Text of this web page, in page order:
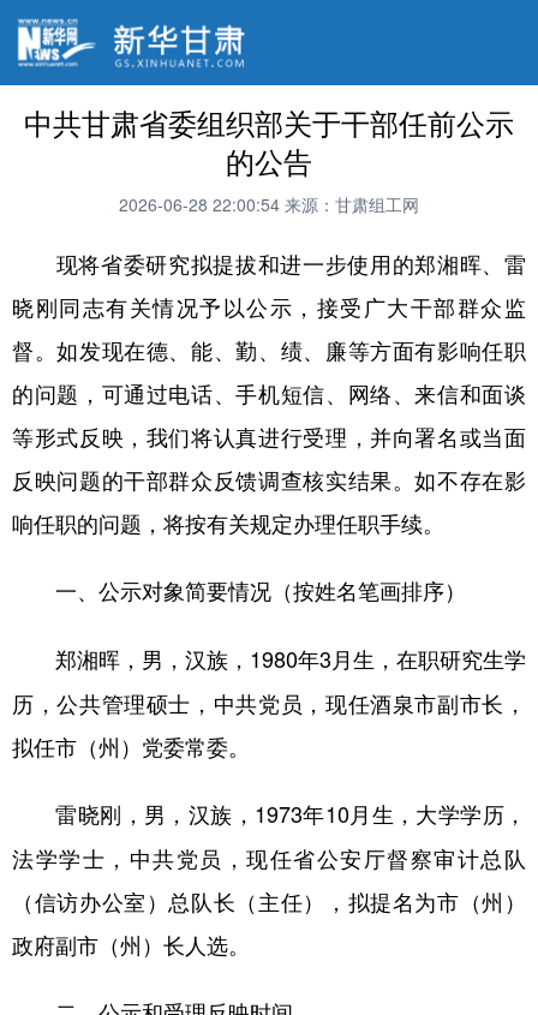
中共甘肃省委组织部关于干部任前公示
的公告
2026-06-28 22:00:54 来源：甘肃组工网
现将省委研究拟提拔和进一步使用的郑湘晖、雷
晓刚同志有关情况予以公示，接受广大干部群众监
督。如发现在德、能、勤、绩、廉等方面有影响任职
的问题，可通过电话、手机短信、网络、来信和面谈
等形式反映，我们将认真进行受理，并向署名或当面
反映问题的干部群众反馈调查核实结果。如不存在影
响任职的问题，将按有关规定办理任职手续。
一、公示对象简要情况 （按姓名笔画排序）
郑湘晖 ，男，汉族，1980年3月生，在职研究生学
历，公共管理硕士，中共党员，现任酒泉市副市长，
拟任市（州）党委常委。
雷晓刚 ，男，汉族，1973年10月生，大学学历，
法学学士，中共党员，现任省公安厅督察审计总队
（信访办公室）总队长（主任），拟提名为市（州）
政府副市（州）长人选。